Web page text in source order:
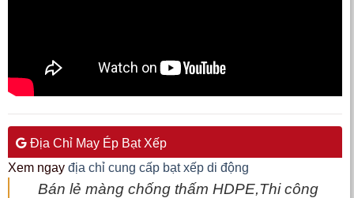
Địa Chỉ May Ép Bạt Xếp
Xem ngay địa chỉ cung cấp bạt xếp di động
Bán lẻ màng chống thấm HDPE,Thi công